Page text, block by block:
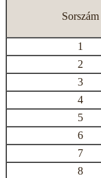
Sorszám
1
2
3
4
5
6
7
8